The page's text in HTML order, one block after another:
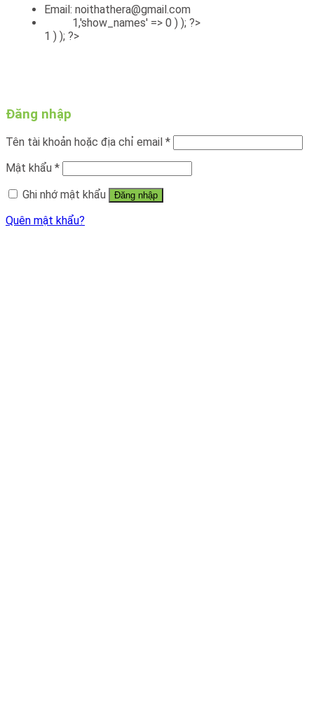
Email: noithathera@gmail.com
1,'show_names' => 0 ) ); ?>
1 ) ); ?>
Đăng nhập
Tên tài khoản hoặc địa chỉ email *
Mật khẩu *
Ghi nhớ mật khẩu
Đăng nhập
Quên mật khẩu?